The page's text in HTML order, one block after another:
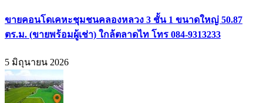
ขายคอนโดเคหะชุมชนคลองหลวง 3 ชั้น 1 ขนาดใหญ่ 50.87
ตร.ม. (ขายพร้อมผู้เช่า) ใกล้ตลาดไท โทร 084-9313233
5 มิถุนายน 2026